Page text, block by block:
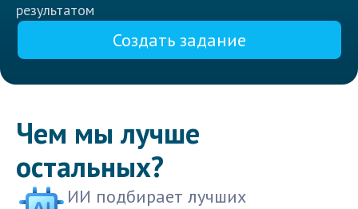
результатом
Создать задание
Чем мы лучше
остальных?
ИИ подбирает лучших